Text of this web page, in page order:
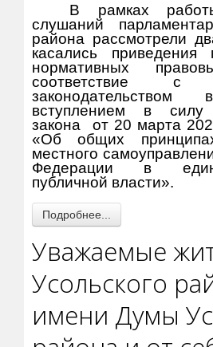
В рамках
слушаний
района рассмотрели
касались приведения
нормативных
соответствие с
вступлением в силу
закона
от 20 марта
«Об общих
местного
Федерации в
публичной власти».
Подробнее...
Уважаемые
Усольского
имени Думы